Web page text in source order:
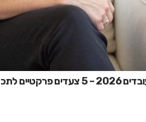
מחוברות עובדים 2026 – 5